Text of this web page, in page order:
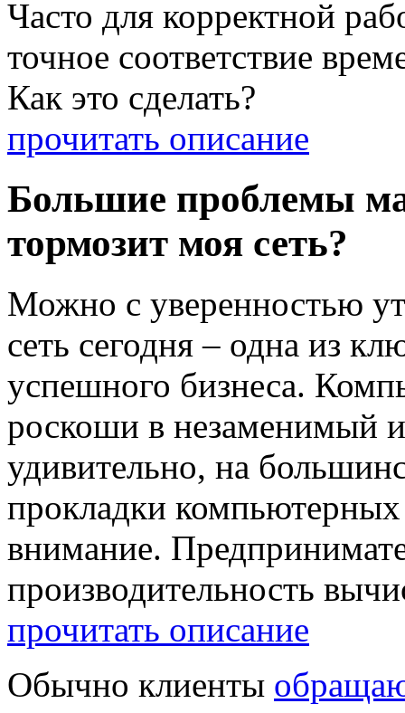
Часто для корректной
точное соответствие
Как это сделать?
прочитать описание
Большие проблемы
тормозит моя сеть?
Можно с уверенностью
сеть сегодня – одна из
успешного бизнеса.
роскоши в незаменимый
удивительно, на
прокладки компьютерных
внимание.
производительность
прочитать описание
Обычно клиенты